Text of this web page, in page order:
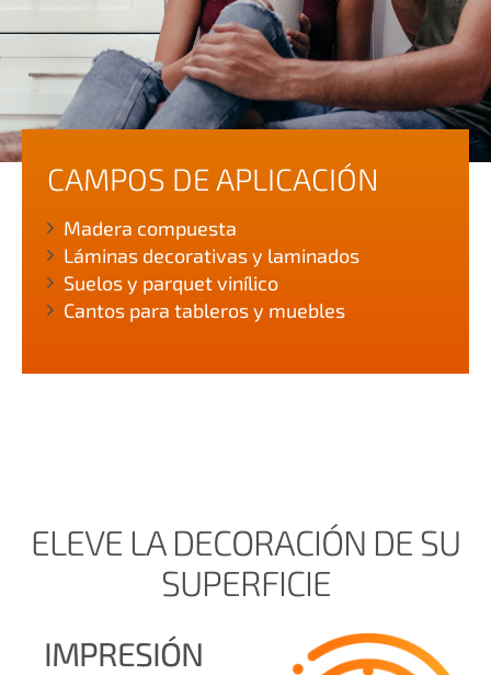
CAMPOS DE APLICACIÓN
Madera compuesta
Láminas decorativas y laminados
Suelos y parquet vinílico
Cantos para tableros y muebles
ELEVE LA DECORACIÓN DE SU
SUPERFICIE
IMPRESIÓN